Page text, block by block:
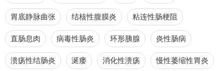
胃底静脉曲张 结核性腹膜炎 粘连性肠梗阻
直肠息肉 病毒性肠炎 环形胰腺 炎性肠病
溃疡性结肠炎 涎瘘 消化性溃疡 慢性萎缩性胃炎